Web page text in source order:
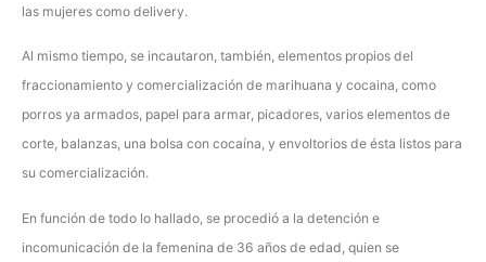
las mujeres como delivery.
Al mismo tiempo, se incautaron, también, elementos propios del
fraccionamiento y comercialización de marihuana y cocaina, como
porros ya armados, papel para armar, picadores, varios elementos de
corte, balanzas, una bolsa con cocaína, y envoltorios de ésta listos para
su comercialización.
En función de todo lo hallado, se procedió a la detención e
incomunicación de la femenina de 36 años de edad, quien se